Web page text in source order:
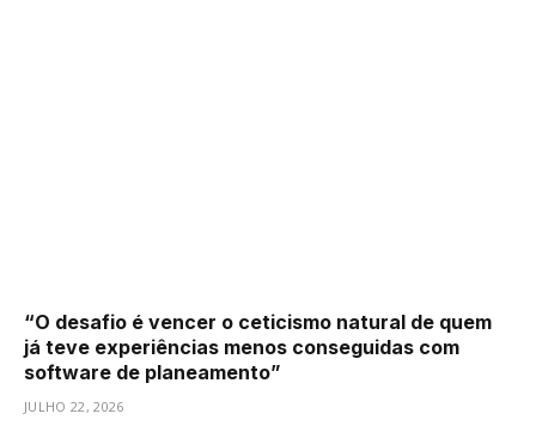
“O desafio é vencer o ceticismo natural de quem
já teve experiências menos conseguidas com
software de planeamento”
JULHO 22, 2026